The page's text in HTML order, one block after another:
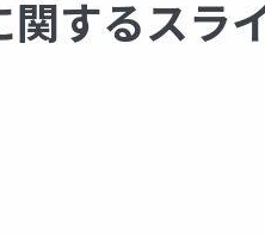
するスラ